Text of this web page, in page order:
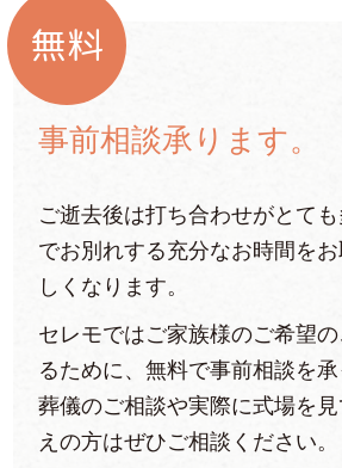
無料
事前相談承ります。
ご逝去後は打ち合わせがとて
でお別れする充分なお時間を
しくなります。
セレモではご家族様のご希望
るために、無料で事前相談を
葬儀のご相談や実際に式場を
えの方はぜひご相談ください。